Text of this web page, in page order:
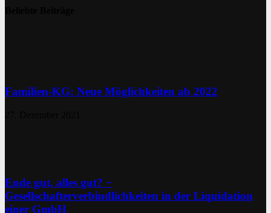
Familien-KG: Neue Möglichkeiten ab 2022
Ende gut, alles gut? −
Gesellschafterverbindlichkeiten in der Liquidation
einer GmbH